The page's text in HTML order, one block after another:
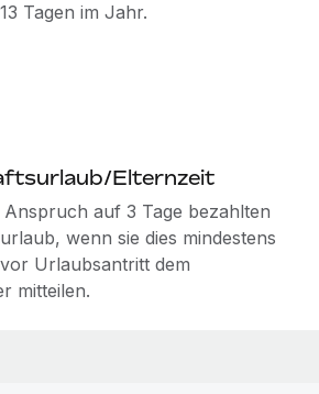
Tagen im Jahr.
Elternzeit
auf 3 Tage bezahlten
wenn sie dies mindestens
Urlaubsantritt dem
mitteilen.